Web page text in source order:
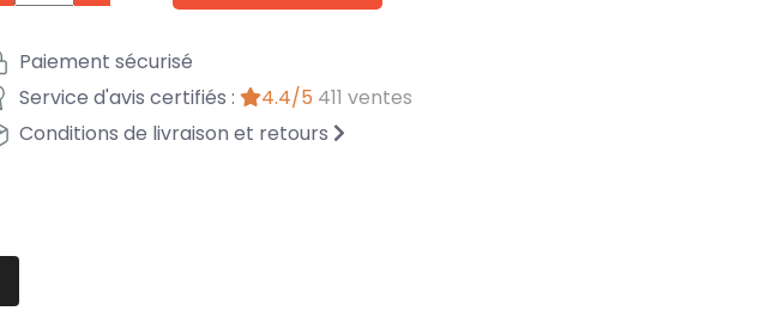
Paiement sécurisé
Service d'avis certifiés :
4.4/5 411 ventes
Conditions de livraison et retours